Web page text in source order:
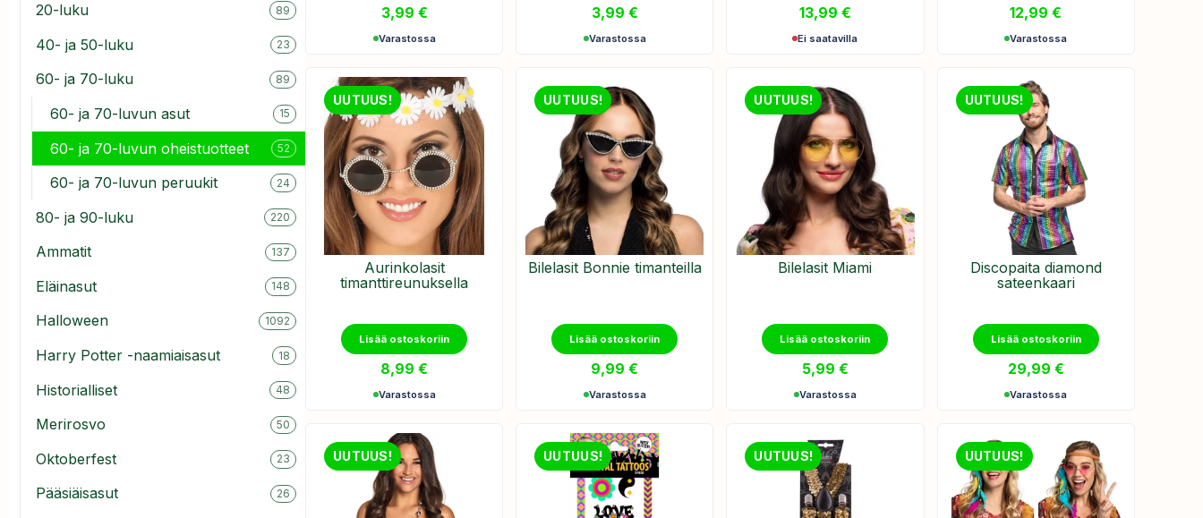
20-luku 89
40- ja 50-luku 23
60- ja 70-luku 89
60- ja 70-luvun asut 15
60- ja 70-luvun oheistuotteet 52
60- ja 70-luvun peruukit 24
80- ja 90-luku 220
Ammatit 137
Eläinasut 148
Halloween 1092
Harry Potter -naamiaisasut 18
Historialliset 48
Merirosvo 50
Oktoberfest 23
Pääsiäisasut 26
3,99 €
Varastossa
3,99 €
Varastossa
13,99 €
Ei saatavilla
12,99€
Varastossa
UUTUUS!
Aurinkolasit
timanttireunuksella
Lisää ostoskoriin
8,99€
Varastossa
UUTUUS!
Bilelasit Bonnie timanteilla
Lisää ostoskoriin
9,99€
Varastossa
UUTUUS!
Bilelasit Miami
Lisää ostoskoriin
5,99 €
Varastossa
UUTUUS!
Discopaita diamond
sateenkaari
Lisää ostoskoriin
29,99 €
Varastossa
UUTUUS! UUTUUS! UUTUUS! UUTUUS!